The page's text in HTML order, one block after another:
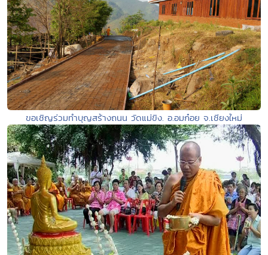
ขอเชิญร่วมทำบุญสร้างถนน วัดแม่ขิง. อ.อมก๋อย จ.เชียงใหม่